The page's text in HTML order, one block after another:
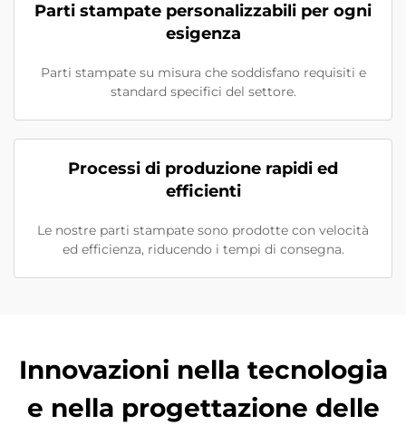
Parti stampate personalizzabili per ogni
esigenza
Parti stampate su misura che soddisfano requisiti e
standard specifici del settore.
Processi di produzione rapidi ed
efficienti
Le nostre parti stampate sono prodotte con velocità
ed efficienza, riducendo i tempi di consegna.
Innovazioni nella tecnologia
e nella progettazione delle